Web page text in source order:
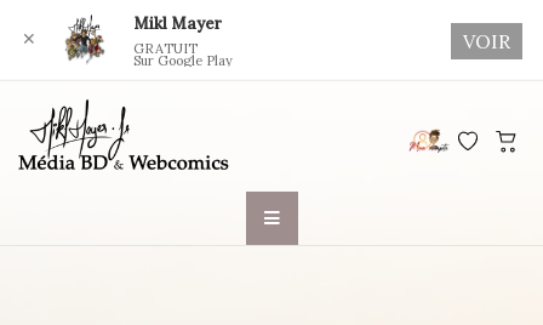
✕
Mikl Mayer
GRATUIT
Sur Google Play
VOIR